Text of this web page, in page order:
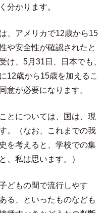
分かります。
、アメリカで12歳から15
や安全性が確認されたと
け、5月31日、日本でも、
12歳から15歳を加えるこ
意が必要になります。
とについては、国は、現
。（なお、これまでの我
を考えると、学校での集
、私は思います。）
どもの間で流行しやす
る、といったものなども